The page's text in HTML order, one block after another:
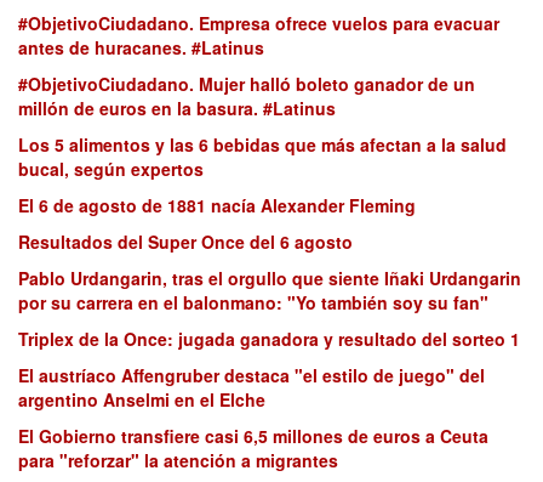
#ObjetivoCiudadano. Empresa ofrece vuelos para evacuar
antes de huracanes. #Latinus
#ObjetivoCiudadano. Mujer halló boleto ganador de un
millón de euros en la basura. #Latinus
Los 5 alimentos y las 6 bebidas que más afectan a la salud
bucal, según expertos
El 6 de agosto de 1881 nacía Alexander Fleming
Resultados del Super Once del 6 agosto
Pablo Urdangarin, tras el orgullo que siente Iñaki Urdangarin
por su carrera en el balonmano: "Yo también soy su fan"
Triplex de la Once: jugada ganadora y resultado del sorteo 1
El austríaco Affengruber destaca "el estilo de juego" del
argentino Anselmi en el Elche
El Gobierno transfiere casi 6,5 millones de euros a Ceuta
para "reforzar" la atención a migrantes